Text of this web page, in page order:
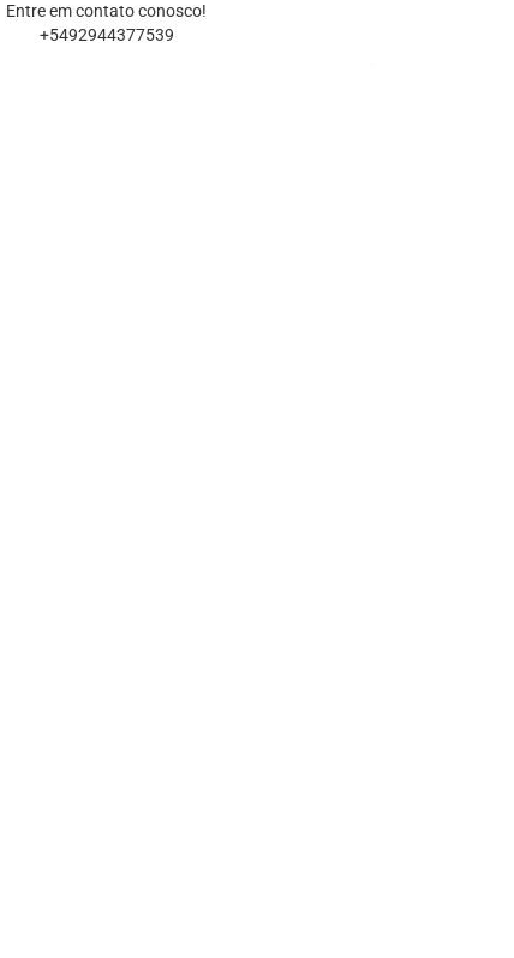
Entre em contato conosco!
+5492944377539